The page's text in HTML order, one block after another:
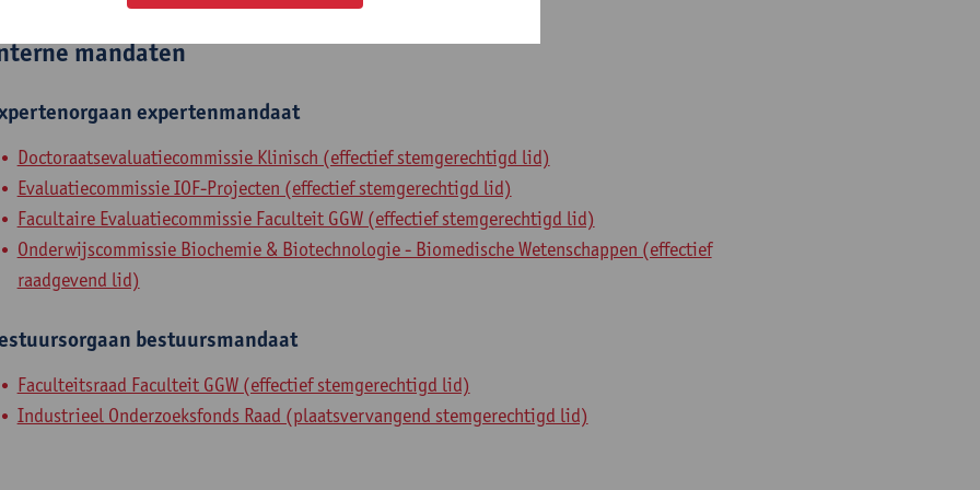
mandaten
expertenmandaat
Doctoraatsevaluatiecommissie Klinisch (effectief stemgerechtigd lid)
Evaluatiecommissie IOF-Projecten (effectief stemgerechtigd lid)
Facultaire Evaluatiecommissie Faculteit GGW (effectief stemgerechtigd lid)
Onderwijscommissie Biochemie & Biotechnologie - Biomedische Wetenschappen (effectief
raadgevend lid)
bestuursmandaat
Faculteitsraad Faculteit GGW (effectief stemgerechtigd lid)
Industrieel Onderzoeksfonds Raad (plaatsvervangend stemgerechtigd lid)